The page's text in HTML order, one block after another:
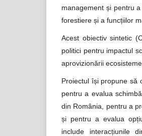
management și pentru
forestiere și a funcțiilor
Acest obiectiv sintetic
politici pentru impactul
aprovizionării
Proiectul își propune să
pentru a evalua
din România, pentru a
și pentru a evalua
include interacțiunile